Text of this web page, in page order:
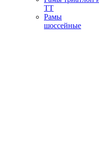
ТТ
Рамы
шоссейные